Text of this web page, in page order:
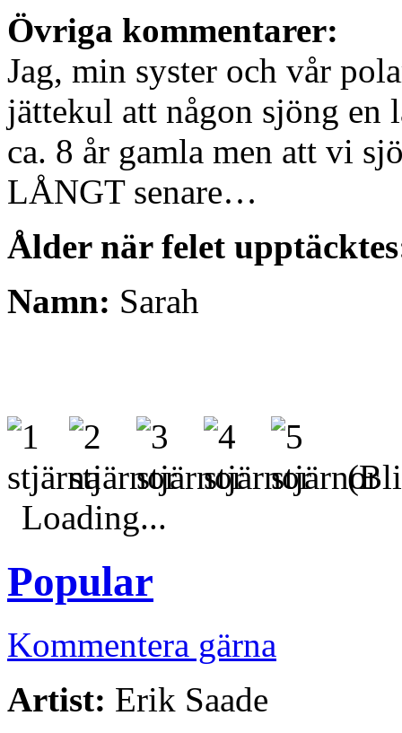
Övriga kommentarer:
Jag, min syster och vår
jättekul att någon sjöng en
ca. 8 år gamla men att vi
LÅNGT senare…
Ålder när felet
Namn: Sarah
(Bli
Loading...
Popular
Kommentera gärna
Artist: Erik Saade